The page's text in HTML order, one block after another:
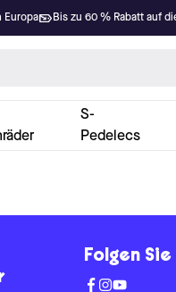
Europa Bis zu 60 % Rabatt auf
S-
Pedelecs
Folgen Sie